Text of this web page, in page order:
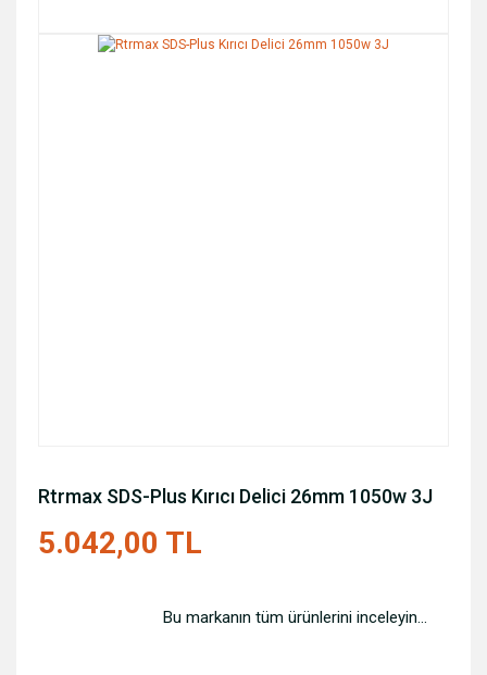
Rtrmax SDS-Plus Kırıcı Delici 26mm 1050w 3J
5.042,00 TL
Bu markanın tüm ürünlerini inceleyin...